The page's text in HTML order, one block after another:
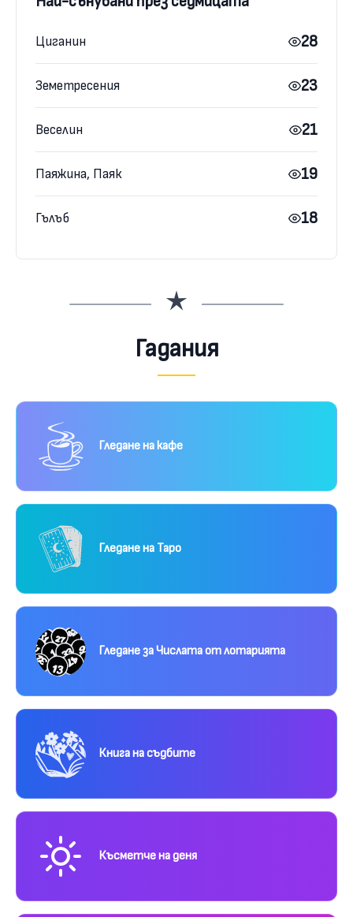
Циганин 28
Земетресения 23
Веселин 21
Паяжина, Паяк 19
Гълъб 18
Гадания
Гледане на кафе
Гледане на Таро
Гледане за Числата от лотарията
Книга на съдбите
Късметче на деня